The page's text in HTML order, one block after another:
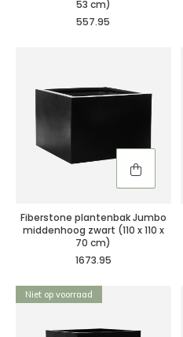
53 cm)
557.95
Fiberstone plantenbak Jumbo
middenhoog zwart (110 x 110 x
70 cm)
1673.95
Niet op voorraad